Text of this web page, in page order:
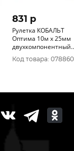
831 p
Рулетка КОБАЛЬТ
Оптима 10м x 25мм
двухкомпонентный
корпус (тройной
стопор, магн. крючок,
Код товара: 078860